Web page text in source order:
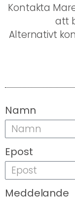
Kontakta
att
Alternativt
Namn
Epost
Meddelande